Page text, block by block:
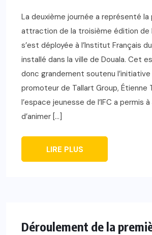
La deuxième journée a représenté la
attraction de la troisième édition de
s’est déployée à l’Institut Français
installé dans la ville de Douala. Cet
donc grandement soutenu
promoteur de Tallart Group, Étienne
l’espace jeunesse de l’IFC a permis à
d’animer […]
LIRE PLUS
Déroulement de la